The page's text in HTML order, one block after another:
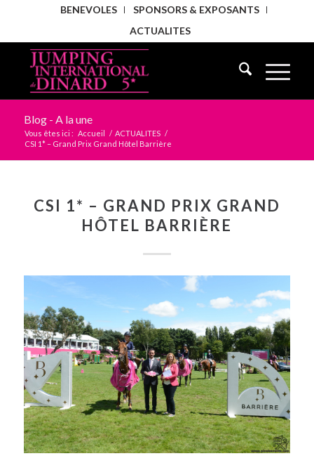
BENEVOLES
SPONSORS & EXPOSANTS
ACTUALITES
Blog - A la une
Vous êtes ici : Accueil / ACTUALITES /
CSI 1* – Grand Prix Grand Hôtel Barrière
CSI 1* – GRAND PRIX GRAND
HÔTEL BARRIÈRE